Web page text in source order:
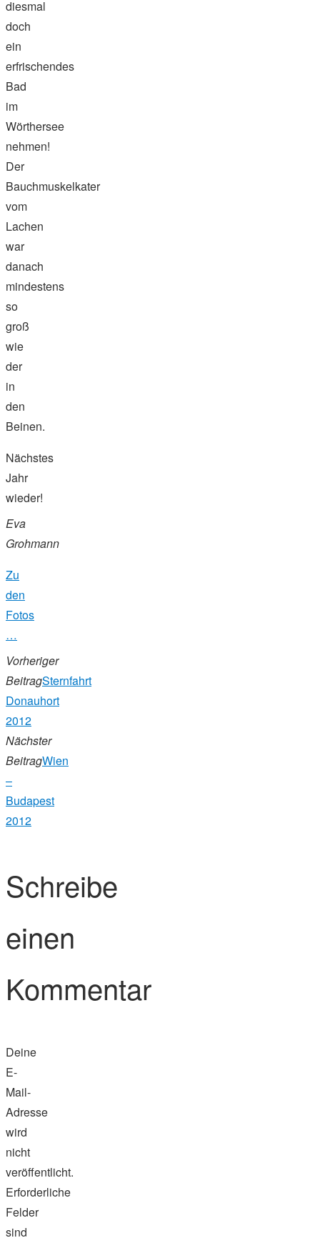
diesmal
doch
ein
erfrischendes
Bad
im
Wörthersee
nehmen!
Der
Bauchmuskelkater
vom
Lachen
war
danach
mindestens
so
groß
wie
der
in
den
Beinen.
Nächstes
Jahr
wieder!
Eva
Grohmann
Zu
den
Fotos
…
Vorheriger
BeitragSternfahrt
Donauhort
2012
Nächster
BeitragWien
–
Budapest
2012
Schreibe
einen
Kommentar
Deine
E-
Mail-
Adresse
wird
nicht
veröffentlicht.
Erforderliche
Felder
sind